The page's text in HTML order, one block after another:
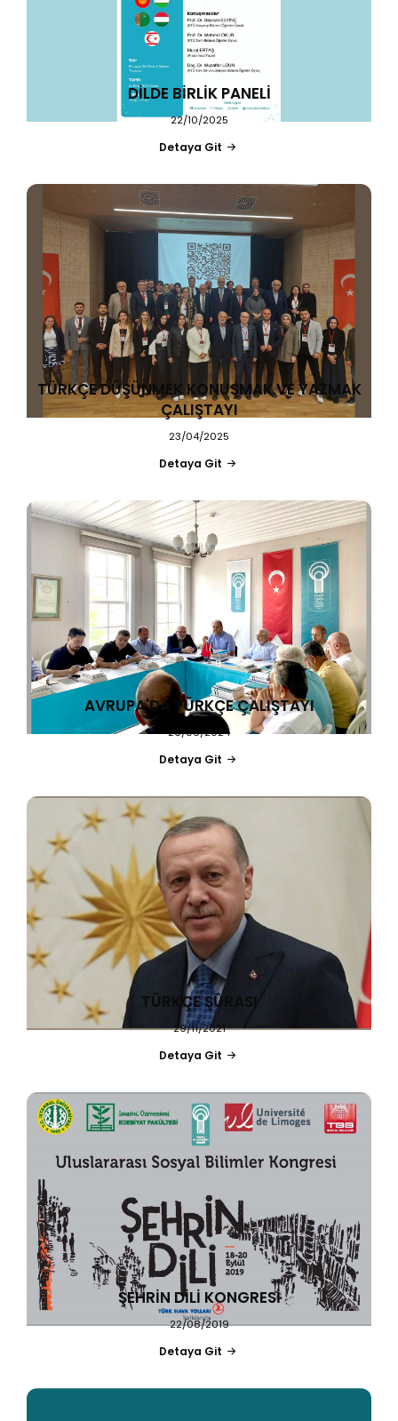
DİLDE BİRLİK PANELİ
22/10/2025
Detaya Git
TÜRKÇE DÜŞÜNMEK KONUŞMAK VE YAZMAK
ÇALIŞTAYI
23/04/2025
Detaya Git
AVRUPA'DA TÜRKÇE ÇALIŞTAYI
29/06/2024
Detaya Git
TÜRKÇE ŞÛRASI
29/11/2021
Detaya Git
ŞEHRİN DİLİ KONGRESİ
22/08/2019
Detaya Git